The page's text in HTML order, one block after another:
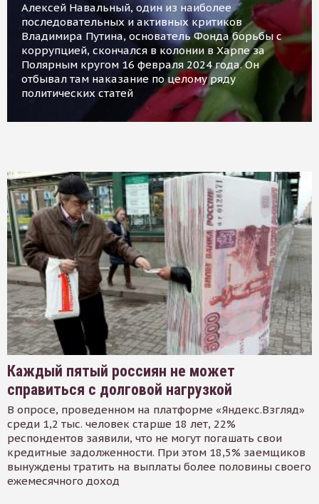
Алексей Навальный, один из наиболее
последовательных и активных критиков
Владимира Путина, основатель Фонда борьбы с
коррупцией, скончался в колонии в Харпе за
Полярным кругом 16 февраля 2024 года. Он
отбывал там наказание по целому ряду
политических статей
Каждый пятый россиян не может
справиться с долговой нагрузкой
В опросе, проведенном на платформе «Яндекс.Взгляд»
среди 1,2 тыс. человек старше 18 лет, 22%
респондентов заявили, что не могут погашать свои
кредитные задолженности. При этом 18,5% заемщиков
вынуждены тратить на выплаты более половины своего
ежемесячного доход